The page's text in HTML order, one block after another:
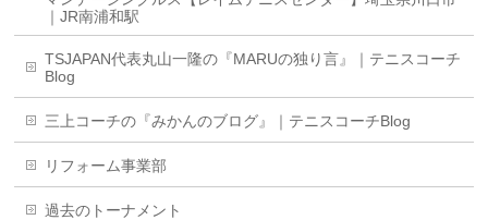
｜JR南浦和駅
TSJAPAN代表丸山一隆の『MARUの独り言』｜テニスコーチ
Blog
三上コーチの『みかんのブログ』｜テニスコーチBlog
リフォーム事業部
過去のトーナメント